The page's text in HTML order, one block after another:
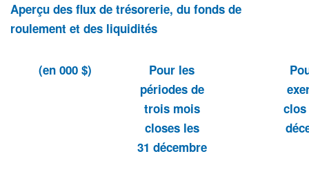
Aperçu des flux de trésorerie, du fonds de
roulement et des liquidités
(en 000 $)
Pour les
périodes de
trois mois
closes les
31 décembre
clos